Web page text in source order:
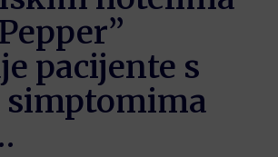
pacijente s